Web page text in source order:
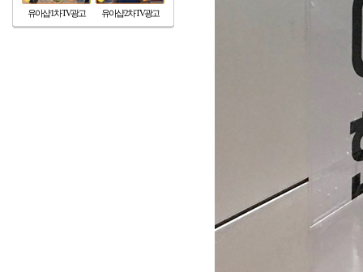
유아샵 1차 TV광고 유아샵 2차 TV광고